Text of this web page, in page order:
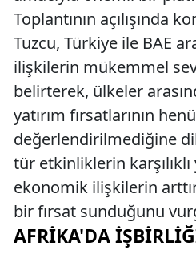
Toplantının açılışında
Tuzcu, Türkiye ile BAE
ilişkilerin mükemmel
belirterek, ülkeler
yatırım fırsatlarının
değerlendirilmediğine
tür etkinliklerin karşılıklı
ekonomik ilişkilerin
bir fırsat sunduğunu
AFRIKA'DA